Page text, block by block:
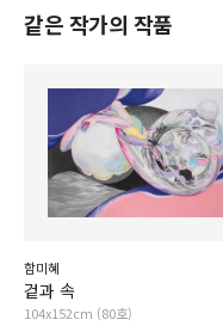
같은 작가의 작품
함미혜
겉과 속
104x152cm (80호)